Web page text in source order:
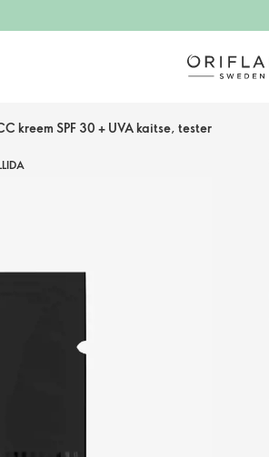
kreem SPF 30 + UVA kaitse, tester